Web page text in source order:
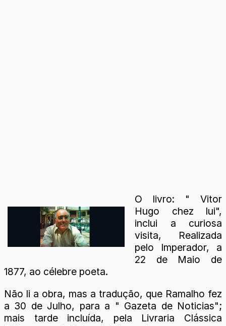
O livro: " Vitor
Hugo chez lui",
inclui a curiosa
visita, Realizada
pelo Imperador, a
22 de Maio de
1877, ao célebre poeta.
Não li a obra, mas a tradução, que Ramalho fez
a 30 de Julho, para a " Gazeta de Noticias";
mais tarde incluída, pela Livraria Clássica